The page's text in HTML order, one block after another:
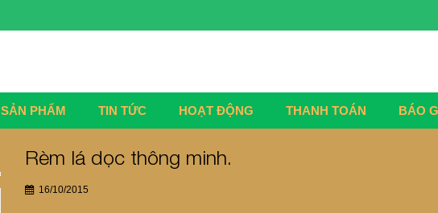
SẢN PHẨM TIN TỨC HOẠT ĐỘNG THANH TOÁN BÁO
Rèm lá dọc thông minh.
16/10/2015